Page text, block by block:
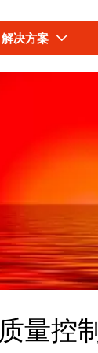
解决方案 
质量控制